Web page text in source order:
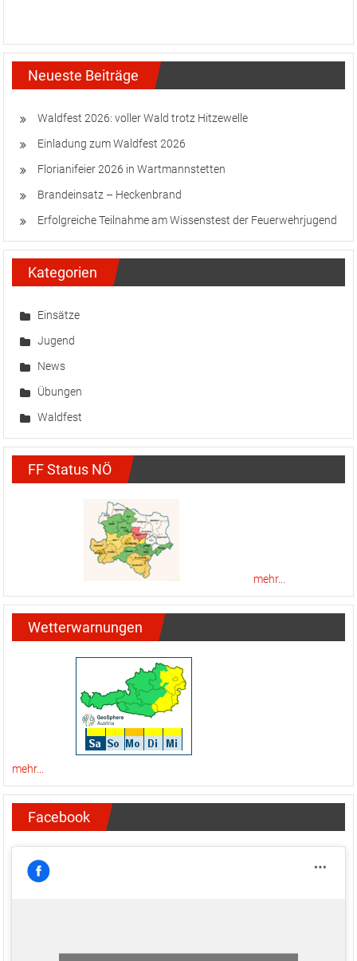
Neueste Beiträge
Waldfest 2026: voller Wald trotz Hitzewelle
Einladung zum Waldfest 2026
Florianifeier 2026 in Wartmannstetten
Brandeinsatz – Heckenbrand
Erfolgreiche Teilnahme am Wissenstest der Feuerwehrjugend
Kategorien
Einsätze
Jugend
News
Übungen
Waldfest
FF Status NÖ
mehr...
Wetterwarnungen
mehr...
Facebook